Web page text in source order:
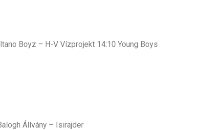
Boyz – H-V Vízprojekt 14:10 Young Boys
Állvány – Isirajder